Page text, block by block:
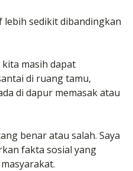
lebih sedikit dibandingkan
kita masih dapat
di ruang tamu,
di dapur memasak atau
benar atau salah. Saya
fakta sosial yang